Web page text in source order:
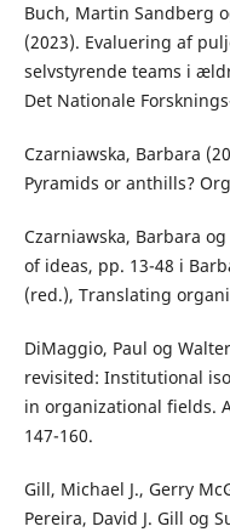
Buch, Martin Sandberg
(2023). Evaluering af
selvstyrende teams i
Det Nationale
Czarniawska, Barbara
Pyramids or anthills?
Czarniawska, Barbara
of ideas, pp. 13-48 i
(red.), Translating
DiMaggio, Paul og
revisited: Institutional
in organizational fields.
147-160.
Gill, Michael J., Gerry
Pereira, David J. Gill og